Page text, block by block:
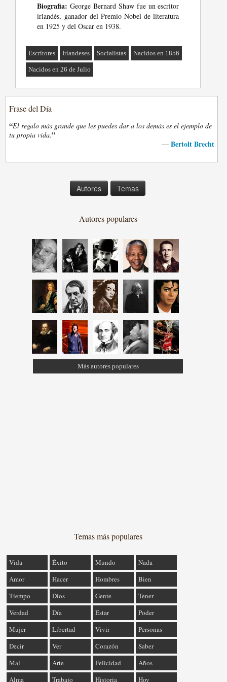
Biografia: George Bernard Shaw fue un escritor
irlandés, ganador del Premio Nobel de literatura
en 1925 y del Óscar en 1938.
Escritores Irlandeses Socialistas Nacidos en 1856
Nacidos en 26 de Julio
Frase del Día
“El regalo más grande que les puedes dar a los demás es el ejemplo de
tu propia vida.”
— Bertolt Brecht
Autores Temas
Autores populares
Más autores populares
Temas más populares
Vida Éxito Mundo
Nada
Amor
Hacer Hombres
Bien
Tiempo
Dios Gente
Tener
Verdad
Día Estar
Poder
Mujer
Libertad Vivir
Personas
Decir
Ver Corazón
Saber
Mal
Arte Felicidad
Años
Alma
Trabajo Historia Hoy